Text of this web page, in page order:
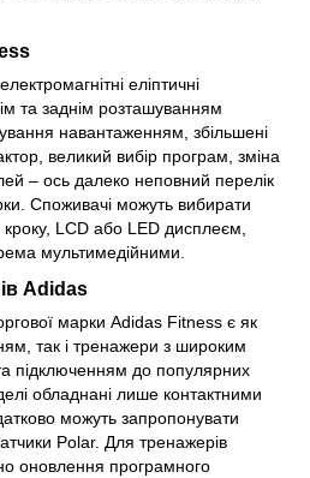
еліптичні
та заднім розташуванням
навантаженням, збільшені
великий вибір програм, зміна
– ось далеко неповний перелік
Споживачі можуть вибирати
LCD або LED дисплеєм,
мультимедійними.
Adidas
марки Adidas Fitness є як
так і тренажери з широким
підключенням до популярних
обладнані лише контактними
можуть запропонувати
Polar. Для тренажерів
оновлення програмного